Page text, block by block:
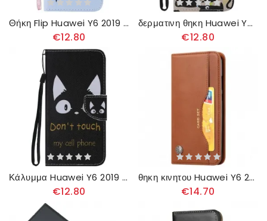
Θήκη Flip Huawei Y6 2019 / Honor 8A Φτερό Πριν Πετάξεις
€12.80
δερματινη θηκη Huawei Y6 2019 / Honor 8A Τρελές Γάτες
€12.80
Κάλυμμα Huawei Y6 2019 / Honor 8A Αγγίξτε Το Κινητό Μου
€12.80
θηκη κινητου Huawei Y6 2019 / Honor 8A Θήκη Flip Θήκη Κάρτας Από Συνθετικό Δέρμα
€14.70